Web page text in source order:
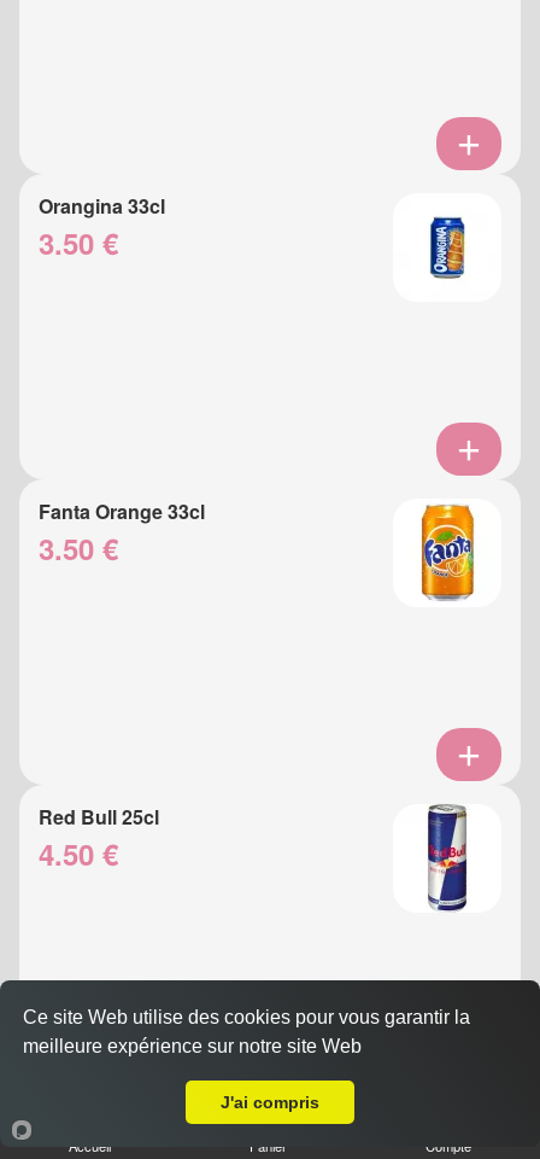
Orangina 33cl
3.50 €
Fanta Orange 33cl
3.50 €
Red Bull 25cl
4.50 €
Eau Gazeuse 33cl
Accueil Panier Compte
Ce site Web utilise des cookies pour vous garantir la
meilleure expérience sur notre site Web
J'ai compris